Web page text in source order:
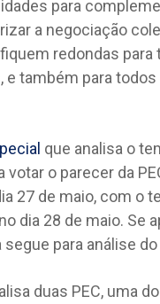
para
a negociação
redondas para
e também para todos
que analisa o
o parecer da
27 de maio, com o
dia 28 de maio. Se
segue para análise
duas PEC, uma